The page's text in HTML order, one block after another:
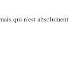
qui n'est absolument